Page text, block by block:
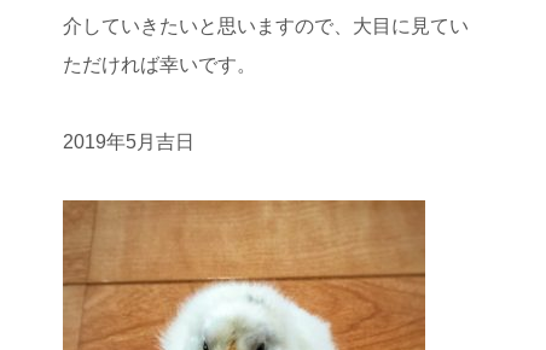
介していきたいと思いますので、大目に見てい
ただければ幸いです。
2019年5月吉日